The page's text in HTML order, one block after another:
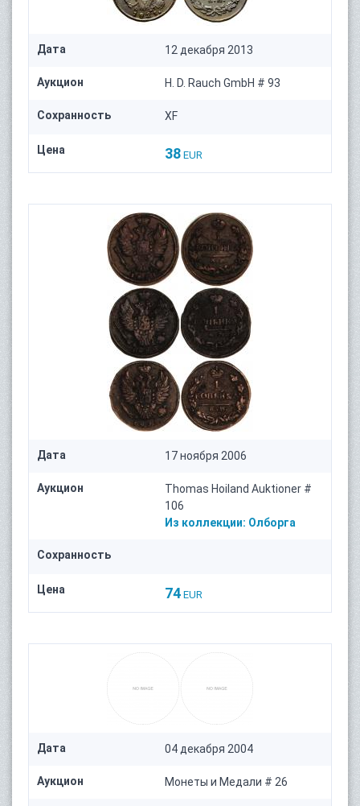
Дата 12 декабря 2013
Аукцион H. D. Rauch GmbH # 93
Сохранность XF
Цена 38 EUR
Дата 17 ноября 2006
Аукцион
Thomas Hoiland Auktioner #
106
Из коллекции: Олборга
Сохранность
Цена 74 EUR
Дата 04 декабря 2004
Аукцион Монеты и Медали # 26